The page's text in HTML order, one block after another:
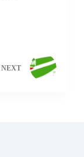
NEXT